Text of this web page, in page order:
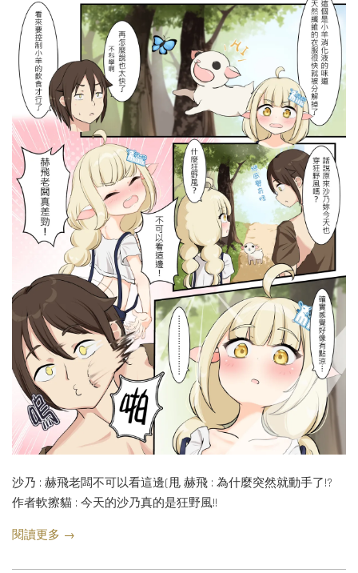
沙乃 : 赫飛老闆不可以看這邊(甩 赫飛 : 為什麼突然就動手了!?
作者軟擦貓 : 今天的沙乃真的是狂野風!!
閱讀更多 →